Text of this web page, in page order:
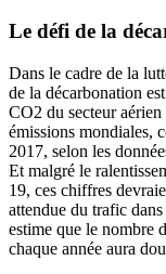
Le défi de la
Dans le cadre de la
de la décarbonation
CO2 du secteur aérien
émissions mondiales,
2017, selon les
Et malgré le
19, ces chiffres
attendue du trafic
estime que le nombre
chaque année aura